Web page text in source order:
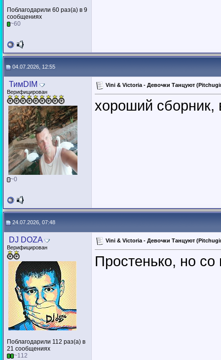
Поблагодарили 60 раз(а) в 9
сообщениях
~60
04.07.2026, 12:55
ТимDIM
Верифицирован
~0
Vini & Victoria - Девочки Танцуют
хороший сборник,
24.07.2026, 07:48
DJ DOZA
Верифицирован
Поблагодарили 112 раз(а) в
21 сообщениях
~112
Vini & Victoria - Девочки Танцуют
Простенько, но со